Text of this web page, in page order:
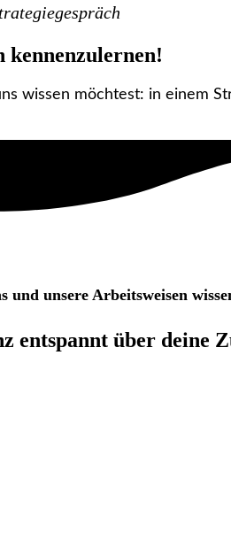
kennenzulernen!
wissen möchtest: in einem
und unsere Arbeitsweisen
entspannt über deine